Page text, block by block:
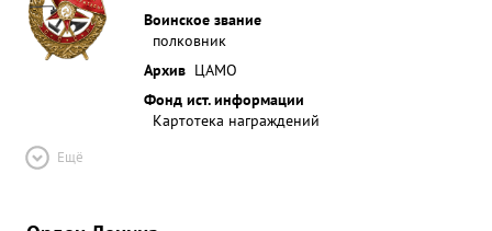
Воинское звание
полковник
Архив ЦАМО
Фонд ист. информации
Картотека награждений
Ещё